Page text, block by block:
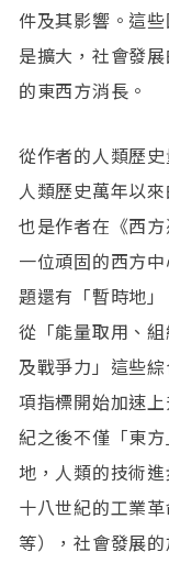
件及其影響。這
是擴大，社會發
的東西方消長。
從作者的人類歷
人類歷史萬年以
也是作者在《西
一位頑固的西方
題還有「暫時地
從「能量取用、
及戰爭力」這些
項指標開始加速
紀之後不僅「東
地，人類的技術
十八世紀的工業
等），社會發展